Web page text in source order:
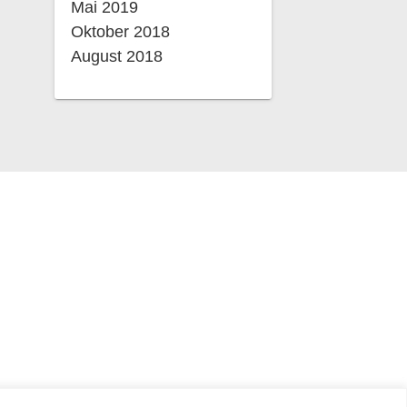
Mai 2019
Oktober 2018
August 2018